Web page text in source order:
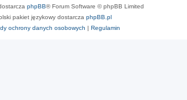
phpBB® Forum Software © phpBB Limited
pakiet językowy dostarcza phpBB.pl
ochrony danych osobowych | Regulamin